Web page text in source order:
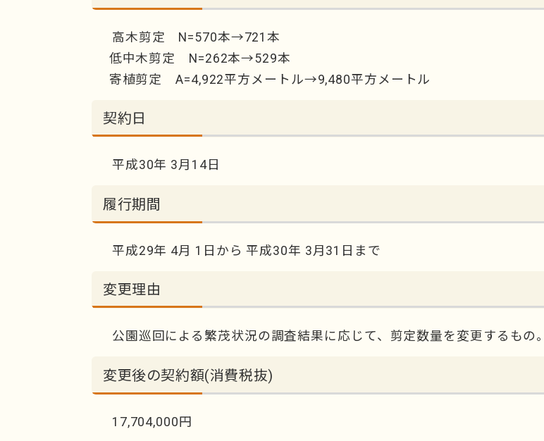
高木剪定 N=570本→721本
低中木剪定 N=262本→529本
寄植剪定 A=4,922平方メートル→9,480平方メートル
契約日
平成30年 3月14日
履行期間
平成29年 4月 1日から 平成30年 3月31日まで
変更理由
公園巡回による繁茂状況の調査結果に応じて、剪定数量を変更するもの。
変更後の契約額(消費税抜)
17,704,000円